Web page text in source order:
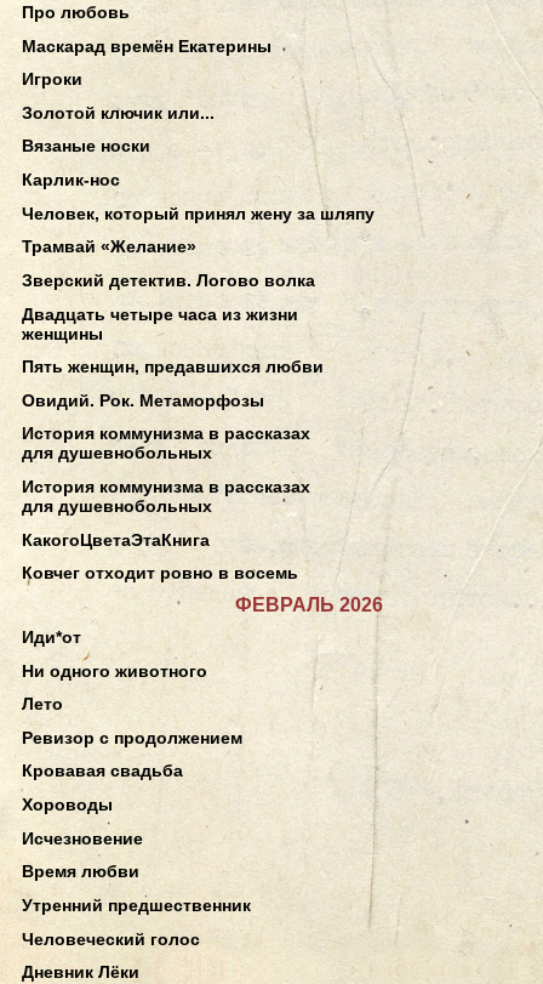
Про любовь
Маскарад времён Екатерины
Игроки
Золотой ключик или...
Вязаные носки
Карлик-нос
Человек, который принял жену за шляпу
Трамвай «Желание»
Зверский детектив. Логово волка
Двадцать четыре часа из жизни
женщины
Пять женщин, предавшихся любви
Овидий. Рок. Метаморфозы
История коммунизма в рассказах
для душевнобольных
История коммунизма в рассказах
для душевнобольных
КакогоЦветаЭтаКнига
Ковчег отходит ровно в восемь
ФЕВРАЛЬ 2026
Иди*от
Ни одного животного
Лето
Ревизор с продолжением
Кровавая свадьба
Хороводы
Исчезновение
Время любви
Утренний предшественник
Человеческий голос
Дневник Лёки